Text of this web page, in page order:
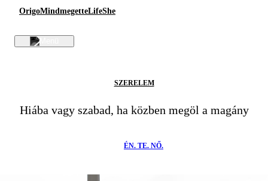
OrigoMindmegetteLifeShe
SZERELEM
Hiába vagy szabad, ha közben megöl a magány
ÉN. TE. NŐ.